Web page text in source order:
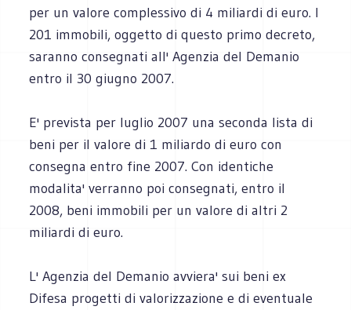
per un valore complessivo di 4 miliardi di euro. I
201 immobili, oggetto di questo primo decreto,
saranno consegnati all' Agenzia del Demanio
entro il 30 giugno 2007.
E' prevista per luglio 2007 una seconda lista di
beni per il valore di 1 miliardo di euro con
consegna entro fine 2007. Con identiche
modalita' verranno poi consegnati, entro il
2008, beni immobili per un valore di altri 2
miliardi di euro.
L' Agenzia del Demanio avviera' sui beni ex
Difesa progetti di valorizzazione e di eventuale